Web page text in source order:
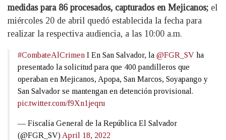
medidas para 86 procesados, capturados en Mejicanos; el
miércoles 20 de abril quedó establecida la fecha para
realizar la respectiva audiencia, a las 10:00 a.m.
#CombateAlCrimen I En San Salvador, la @FGR_SV ha
presentado la solicitud para que 400 pandilleros que
operaban en Mejicanos, Apopa, San Marcos, Soyapango y
San Salvador se mantengan en detención provisional.
pic.twitter.com/f9Xn1jeqru
— Fiscalía General de la República El Salvador
(@FGR_SV) April 18, 2022